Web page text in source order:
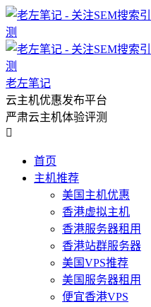
老左笔记
云主机优惠发布平台
严肃云主机体验评测

首页
主机推荐
美国主机优惠
香港虚拟主机
香港服务器租用
香港站群服务器
美国VPS推荐
美国服务器租用
便宜香港VPS